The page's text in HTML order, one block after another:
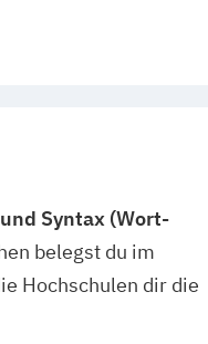
Syntax (Wort-
belegst du im
Hochschulen dir die